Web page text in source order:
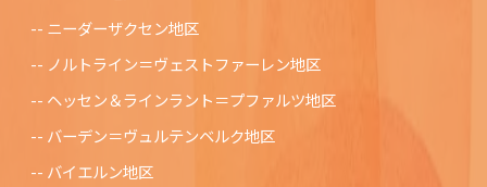
ニーダーザクセン地区
ノルトライン＝ヴェストファーレン地区
ヘッセン＆ラインラント＝プファルツ地区
バーデン＝ヴュルテンベルク地区
バイエルン地区